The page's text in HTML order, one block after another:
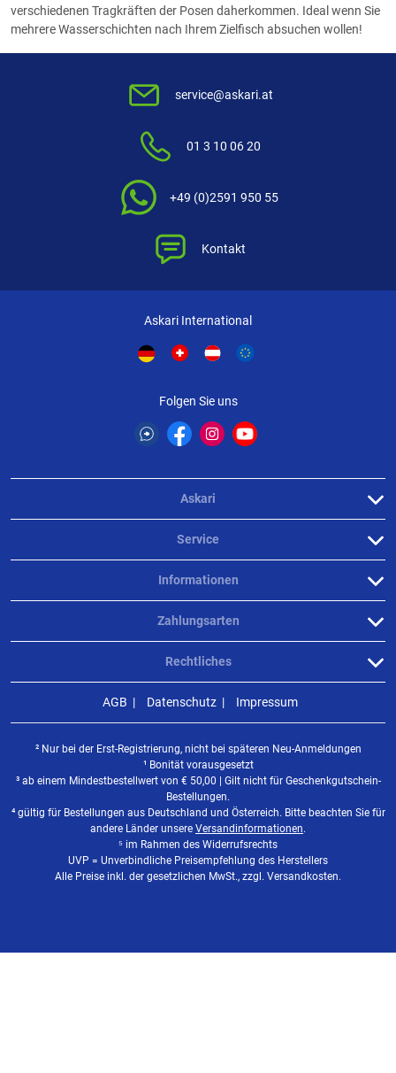
verschiedenen Tragkräften der Posen daherkommen. Ideal wenn Sie
mehrere Wasserschichten nach Ihrem Zielfisch absuchen wollen!
service@askari.at
01 3 10 06 20
+49 (0)2591 950 55
Kontakt
Askari International
Folgen Sie uns
Askari
Service
Informationen
Rechtliches
Zahlungsarten
AGB Datenschutz Impressum
² Nur bei der Erst-Registrierung, nicht bei späteren Neu-Anmeldungen
¹ Bonität vorausgesetzt
³ ab einem Mindestbestellwert von € 50,00 | Gilt nicht für Geschenkgutschein-
Bestellungen.
⁴ gültig für Bestellungen aus Deutschland und Österreich. Bitte beachten Sie für
andere Länder unsere Versandinformationen.
⁵ im Rahmen des Widerrufsrechts
UVP = Unverbindliche Preisempfehlung des Herstellers
Alle Preise inkl. der gesetzlichen MwSt., zzgl. Versandkosten.